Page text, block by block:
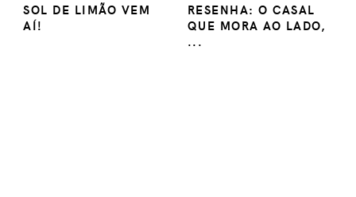
SOL DE LIMÃO VEM
AÍ!
RESENHA: O CASAL
QUE MORA AO LADO,
...